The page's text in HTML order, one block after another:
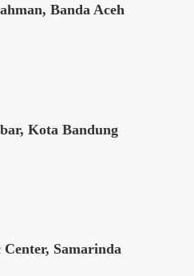
Banda Aceh
Kota Bandung
Samarinda